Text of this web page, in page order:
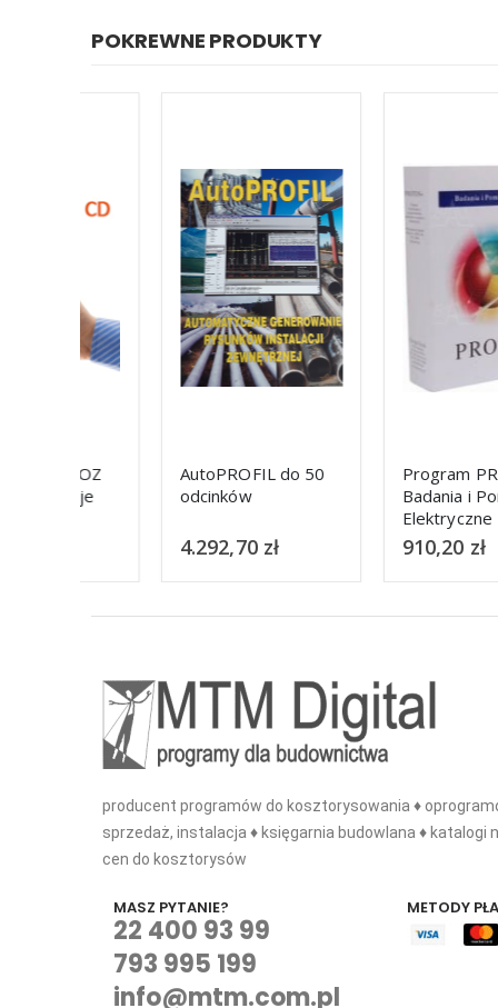
POKREWNE PRODUKTY
AutoPROFIL do 50
odcinków
4.292,70zł
Program PROTON+
Badania i Pomiary
Elektryczne PRO
zł
producent programów do kosztorysowania ♦
sprzedaż, instalacja ♦ księgarnia budowlana ♦ katalogi
cen do kosztorysów
MASZ PYTANIE?
22 400 93 99
793 995 199
info@mtm.com.pl
METODY